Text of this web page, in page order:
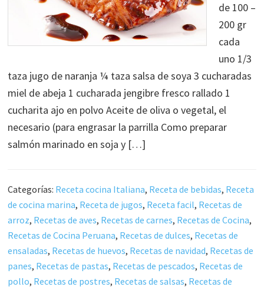
de 100 –
200 gr
cada
uno 1/3
taza jugo de naranja ¼ taza salsa de soya 3 cucharadas
miel de abeja 1 cucharada jengibre fresco rallado 1
cucharita ajo en polvo Aceite de oliva o vegetal, el
necesario (para engrasar la parrilla Como preparar
salmón marinado en soja y […]
Categorías: Receta cocina Italiana, Receta de bebidas, Receta
de cocina marina, Receta de jugos, Receta facil, Recetas de
arroz, Recetas de aves, Recetas de carnes, Recetas de Cocina,
Recetas de Cocina Peruana, Recetas de dulces, Recetas de
ensaladas, Recetas de huevos, Recetas de navidad, Recetas de
panes, Recetas de pastas, Recetas de pescados, Recetas de
pollo, Recetas de postres, Recetas de salsas, Recetas de